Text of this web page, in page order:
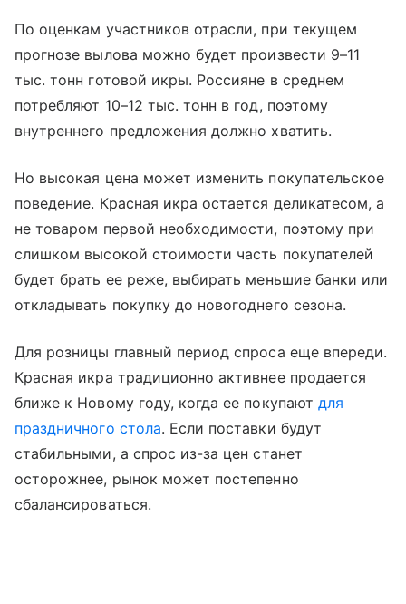
По оценкам участников отрасли, при текущем
прогнозе вылова можно будет произвести 9–11
тыс. тонн готовой икры. Россияне в среднем
потребляют 10–12 тыс. тонн в год, поэтому
внутреннего предложения должно хватить.
Но высокая цена может изменить покупательское
поведение. Красная икра остается деликатесом, а
не товаром первой необходимости, поэтому при
слишком высокой стоимости часть покупателей
будет брать ее реже, выбирать меньшие банки или
откладывать покупку до новогоднего сезона.
Для розницы главный период спроса еще впереди.
Красная икра традиционно активнее продается
ближе к Новому году, когда ее покупают для
праздничного стола. Если поставки будут
стабильными, а спрос из-за цен станет
осторожнее, рынок может постепенно
сбалансироваться.